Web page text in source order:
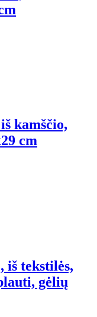
kamščio,
cm
iš tekstilės,
gėlių